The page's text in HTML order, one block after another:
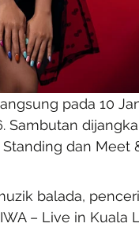
pada 10
Sambutan
dan Meet
balada,
– Live in